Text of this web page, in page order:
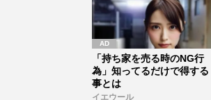
「持ち家を売る時のNG行
為」知ってるだけで得する
事とは
イエウール